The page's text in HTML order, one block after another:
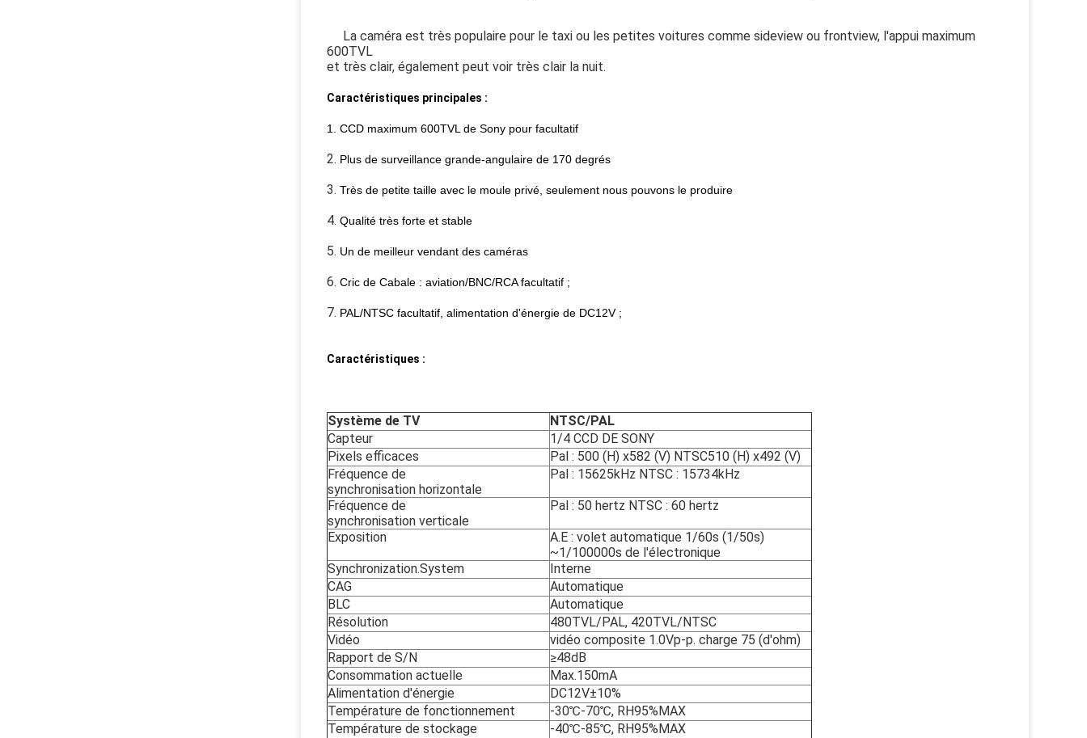
La caméra est très populaire pour le taxi ou les petites voitures comme sideview ou frontview, l'appui maximum
600TVL
et très clair, également peut voir très clair la nuit.
Caractéristiques principales :
1. CCD maximum 600TVL de Sony pour facultatif
2. Plus de surveillance grande-angulaire de 170 degrés
3. Très de petite taille avec le moule privé, seulement nous pouvons le produire
4. Qualité très forte et stable
5. Un de meilleur vendant des caméras
6. Cric de Cabale : aviation/BNC/RCA facultatif ;
7. PAL/NTSC facultatif, alimentation d'énergie de DC12V ;
Caractéristiques :
Système de TV
NTSC/PAL
Capteur
1/4 CCD DE SONY
Pixels efficaces
Pal : 500 (H) x582 (V) NTSC510 (H) x492 (V)
Fréquence de
synchronisation horizontale
Pal : 15625kHz NTSC : 15734kHz
Fréquence de
synchronisation verticale
Pal : 50 hertz NTSC : 60 hertz
Exposition
A.E : volet automatique 1/60s (1/50s)
~1/100000s de l'électronique
Synchronization.System
Interne
CAG
Automatique
BLC
Automatique
Résolution
480TVL/PAL, 420TVL/NTSC
Vidéo
vidéo composite 1.0Vp-p. charge 75 (d'ohm)
Rapport de S/N
≥48dB
Consommation actuelle
Max.150mA
Alimentation d'énergie
DC12V±10%
Température de fonctionnement
-30℃-70℃, RH95%MAX
Température de stockage
-40℃-85℃, RH95%MAX